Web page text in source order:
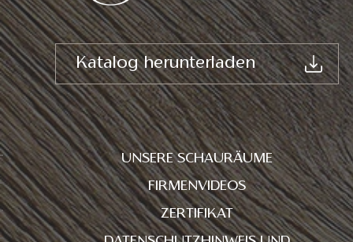
Katalog herunterladen
UNSERE SCHAURÄUME
FIRMENVIDEOS
ZERTIFIKAT